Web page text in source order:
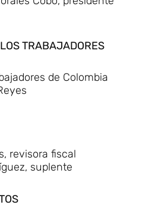
TRABAJADORES
de Colombia
revisora fiscal
suplente